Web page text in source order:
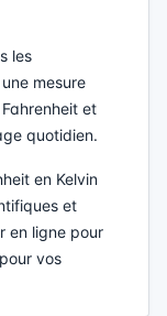
les
mesure
et
quotidien.
en Kelvin
et
en ligne pour
vos